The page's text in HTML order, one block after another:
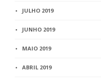
JULHO 2019
JUNHO 2019
MAIO 2019
ABRIL 2019